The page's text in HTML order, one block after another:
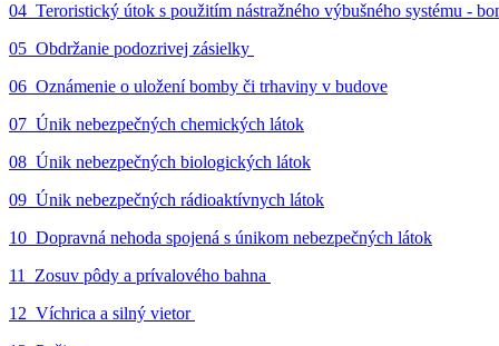
04_Teroristický útok s použitím nástražného výbušného systému -
05_Obdržanie podozrivej zásielky
06_Oznámenie o uložení bomby či trhaviny v budove
07_Únik nebezpečných chemických látok
08_Únik nebezpečných biologických látok
09_Únik nebezpečných rádioaktívnych látok
10_Dopravná nehoda spojená s únikom nebezpečných látok
11_Zosuv pôdy a prívalového bahna
12_Víchrica a silný vietor